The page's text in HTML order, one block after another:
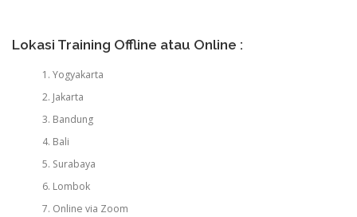
Lokasi Training Offline atau Online :
Yogyakarta
Jakarta
Bandung
Bali
Surabaya
Lombok
Online via Zoom